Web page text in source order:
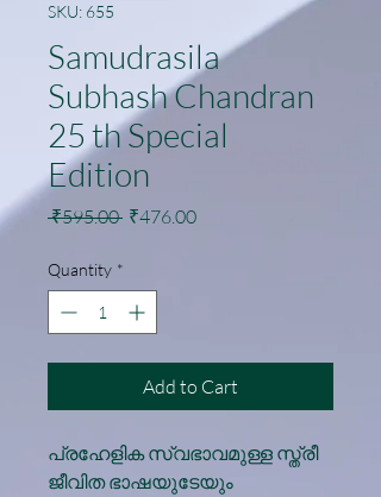
SKU: 655
Samudrasila
Subhash Chandran
25 th Special
Edition
₹595.00 Regular
₹476.00Sale
Quantity *
Add to Cart
പ്രഹേളിക സ്വഭാവമുള്ള സ്ത്രീ
ജീവിത ഭാഷയുടേയും